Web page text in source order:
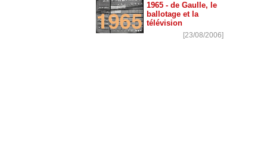
1965 - de Gaulle, le
ballotage et la
télévision
[23/08/2006]